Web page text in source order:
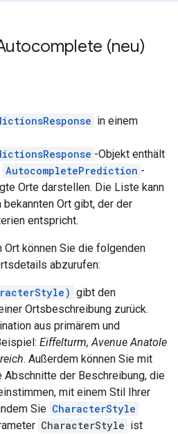
(neu)
in einem
-Objekt enthält
AutocompletePrediction -
Orte darstellen. Die Liste kann
Ort gibt, der der
entspricht.
Ort können Sie die folgenden
abzurufen:
gibt den
Ortsbeschreibung zurück.
aus primärem und
Eiffelturm, Avenue Anatole
. Außerdem können Sie mit
der Beschreibung, die
mit einem Stil Ihrer
Sie CharacterStyle
CharacterStyle ist